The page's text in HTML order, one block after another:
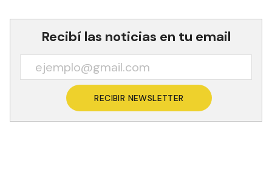
Recibí las noticias en tu email
RECIBIR NEWSLETTER